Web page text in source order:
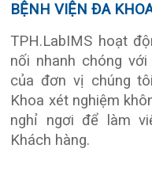
|
mềm
quản
lý
phòng
xét
nghiệm
BỆNH VIỆN ĐA
TPH.LabIMS hoạt
nối nhanh chóng
của đơn vị chúng
Khoa xét nghiệm
nghỉ ngơi để làm
Khách hàng.